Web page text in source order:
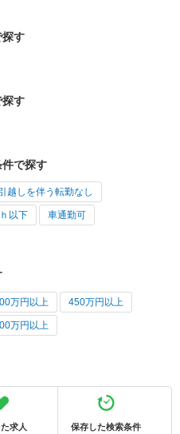
探す
探す
で探す
越しを伴う転勤なし
以下 車通勤可
万円以上 450万円以上
万円以上
求人 保存した検索条件